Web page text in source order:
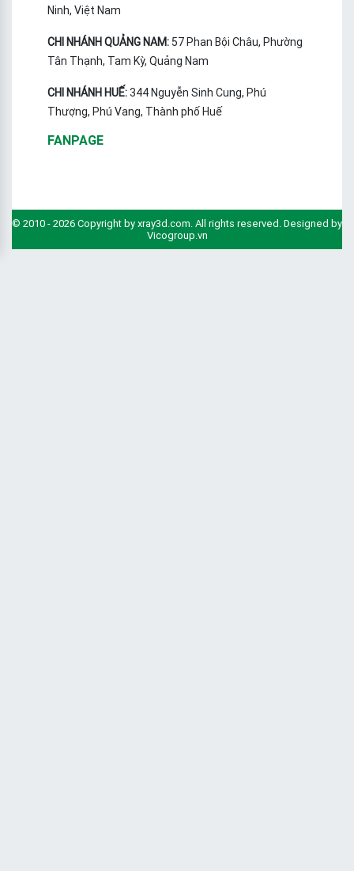
Ninh, Việt Nam
CHI NHÁNH QUẢNG NAM: 57 Phan Bội Châu, Phường
Tân Thạnh, Tam Kỳ, Quảng Nam
CHI NHÁNH HUẾ:344 Nguyễn Sinh Cung, Phú
Thượng, Phú Vang, Thành phố Huế
FANPAGE
© 2010 - 2026 Copyright by xray3d.com. All rights reserved. Designed by
Vicogroup.vn